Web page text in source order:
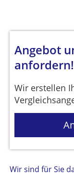
Angebot
anfordern!
Wir erstellen
Wir sind für Sie